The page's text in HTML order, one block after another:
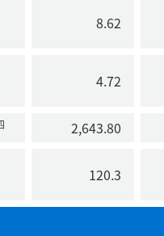
8.62
4.72
2,643.80
120.3